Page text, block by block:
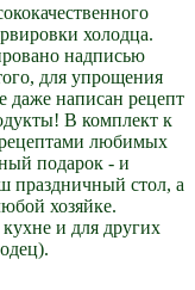
холодца.
надписью
для упрощения
даже написан рецепт
В комплект к
рецептами любимых
подарок - и
праздничный стол, а
хозяйке.
и для других